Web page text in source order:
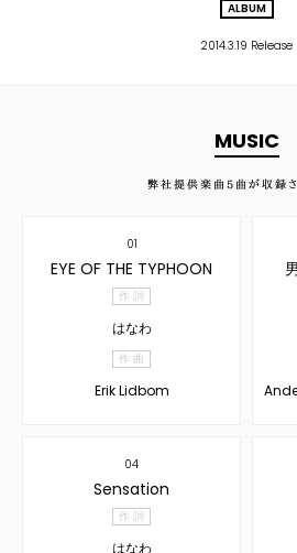
ALBUM
2014.3.19 Release
MUSIC
弊社提供楽曲 5 曲が収録
01
EYE OF THE TYPHOON
作 詞
はなわ
作 曲
Erik Lidbom
04
Sensation
作 詞
はなわ